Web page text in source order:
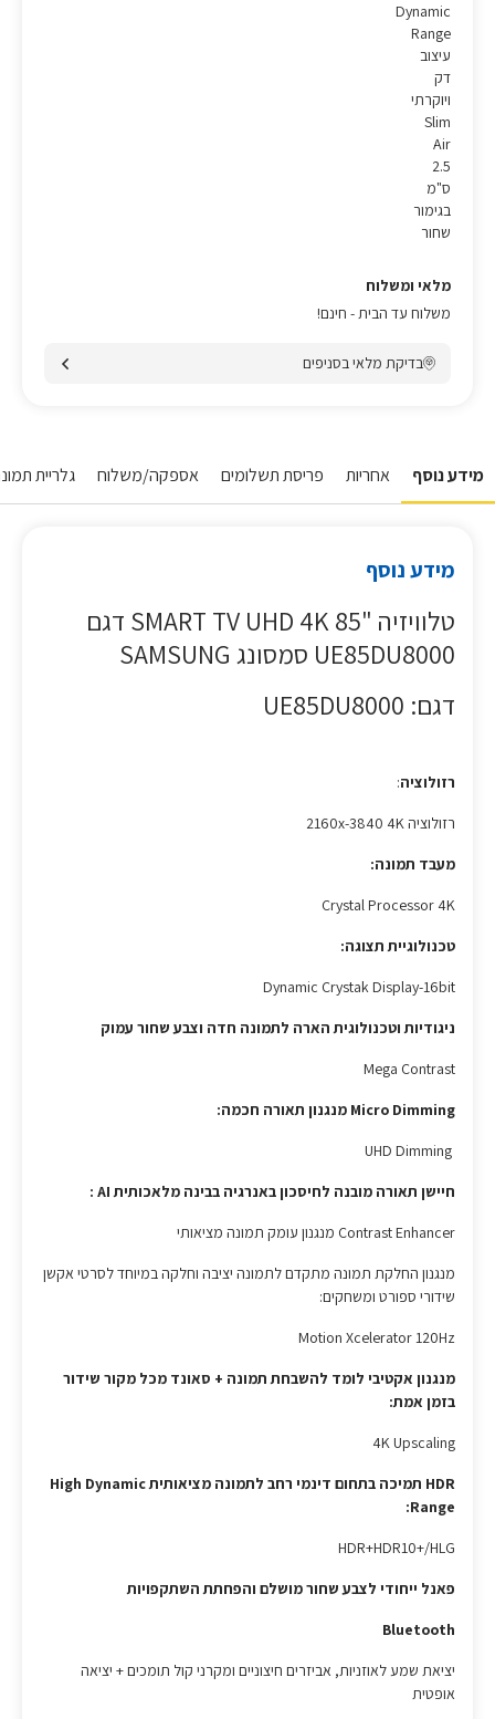
Dynamic
Range
עיצוב
דק
ויוקרתי
Slim
Air
2.5
ס"מ
בגימור
שחור
מלאי ומשלוח
משלוח עד הבית - חינם!
בדיקת מלאי בסניפים
מידע נוסף אחריות פריסת תשלומים אספקה/משלוח גלריית
מידע נוסף
טלוויזיה "85 SMART TV UHD 4K דגם
UE85DU8000 סמסונג SAMSUNG
דגם: UE85DU8000
רזולוציה:
רזולוציה 2160x-3840 4K
מעבד תמונה:
Crystal Processor 4K
טכנולוגיית תצוגה:
Dynamic Crystak Display-16bit
ניגודיות וטכנולוגית הארה לתמונה חדה וצבע שחור עמוק
Mega Contrast
Micro Dimming מנגנון תאורה חכמה:
חיישן תאורה מובנה לחיסכון באנרגיה בבינה מלאכותית AI :
Contrast Enhancer מנגנון עומק תמונה מציאותי
מנגנון החלקת תמונה מתקדם לתמונה יציבה וחלקה במיוחד לסרטי אקשן
שידורי ספורט ומשחקים:
Motion Xcelerator 120Hz
מנגנון אקטיבי לומד להשבחת תמונה + סאונד מכל מקור שידור
בזמן אמת:
4K Upscaling
HDR תמיכה בתחום דינמי רחב לתמונה מציאותית High Dynamic
Range:
HDR+HDR10+/HLG
פאנל ייחודי לצבע שחור מושלם והפחתת השתקפויות
Bluetooth
יציאת שמע לאוזניות, אביזרים חיצוניים ומקרני קול תומכים + יציאה
אופטית